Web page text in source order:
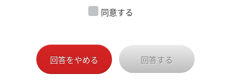
同意する
回答をやめる 回答する